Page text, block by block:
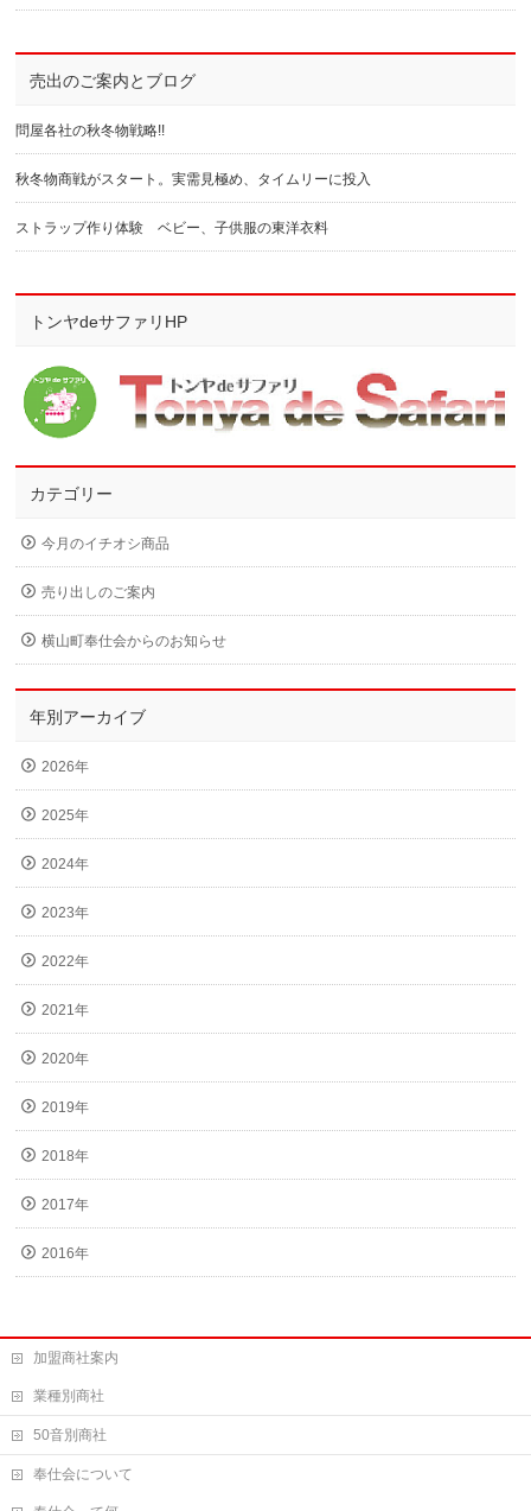
売出のご案内とブログ
問屋各社の秋冬物戦略!!
秋冬物商戦がスタート。実需見極め、タイムリーに投入
ストラップ作り体験 ベビー、子供服の東洋衣料
トンヤdeサファリHP
カテゴリー
今月のイチオシ商品
売り出しのご案内
横山町奉仕会からのお知らせ
年別アーカイブ
2026年
2025年
2024年
2023年
2022年
2021年
2020年
2019年
2018年
2017年
2016年
加盟商社案内
業種別商社
50音別商社
奉仕会について